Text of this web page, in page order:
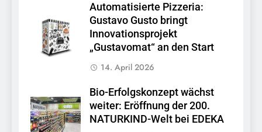
Automatisierte Pizzeria:
Gustavo Gusto bringt
Innovationsprojekt
„Gustavomat“ an den Start
14. April 2026
Bio-Erfolgskonzept wächst
weiter: Eröffnung der 200.
NATURKIND-Welt bei EDEKA